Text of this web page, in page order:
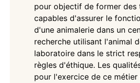
pour objectif de former des
capables d'assurer le
d'une animalerie dans un
recherche utilisant l'animal
laboratoire dans le strict
règles d'éthique. Les
pour l'exercice de ce métier